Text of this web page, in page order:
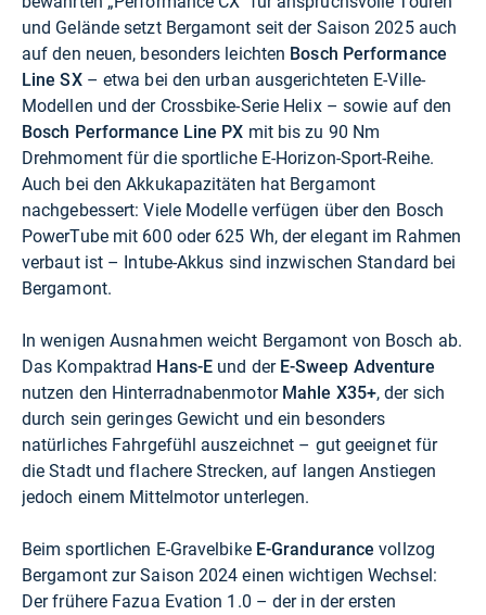
und Gelände setzt Bergamont seit der Saison 2025 auch
auf den neuen, besonders leichten Bosch Performance
Line SX– etwa bei den urban ausgerichteten E-Ville-
Modellen und der Crossbike-Serie Helix – sowie auf den
Bosch Performance Line PX mit bis zu 90 Nm
Drehmoment für die sportliche E-Horizon-Sport-Reihe.
Auch bei den Akkukapazitäten hat Bergamont
nachgebessert: Viele Modelle verfügen über den Bosch
PowerTube mit 600 oder 625 Wh, der elegant im Rahmen
verbaut ist – Intube-Akkus sind inzwischen Standard bei
Bergamont.
In wenigen Ausnahmen weicht Bergamont von Bosch ab.
Das Kompaktrad Hans-E und der E-Sweep Adventure
nutzen den Hinterradnabenmotor Mahle X35+, der sich
durch sein geringes Gewicht und ein besonders
natürliches Fahrgefühl auszeichnet – gut geeignet für
die Stadt und flachere Strecken, auf langen Anstiegen
jedoch einem Mittelmotor unterlegen.
Beim sportlichen E-Gravelbike E-Grandurance vollzog
Bergamont zur Saison 2024 einen wichtigen Wechsel:
Der frühere Fazua Evation 1.0 – der in der ersten